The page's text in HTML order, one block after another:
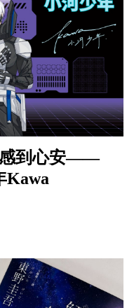
感到心安——
Kawa